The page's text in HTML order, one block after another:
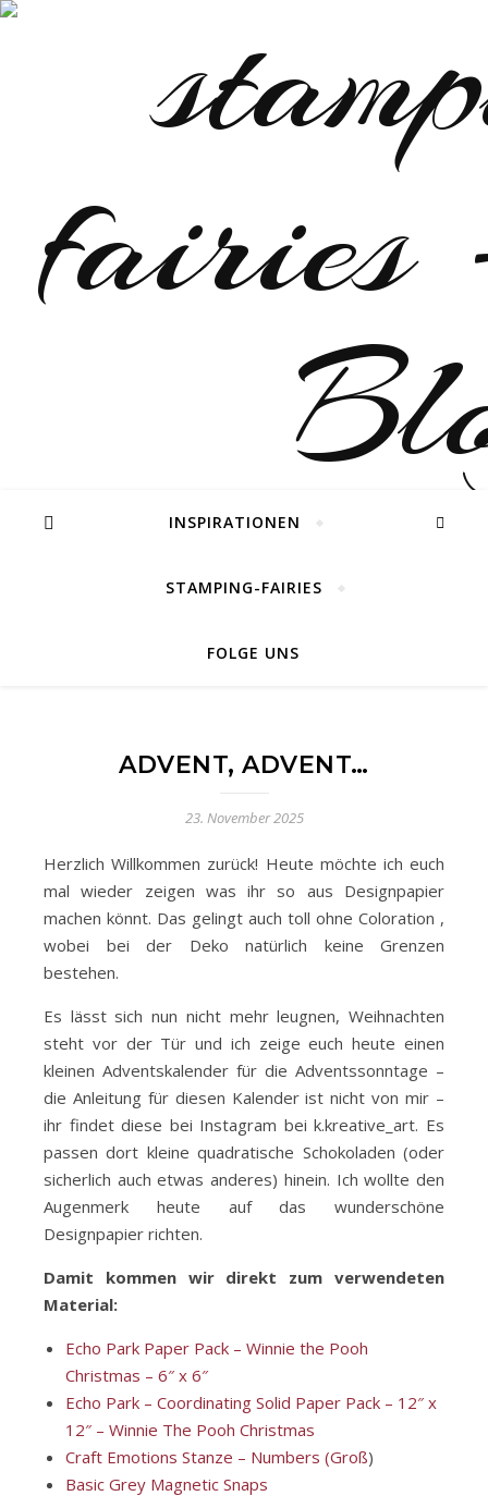
INSPIRATIONEN
STAMPING-FAIRIES
FOLGE UNS
ADVENT, ADVENT…
23. November 2025
Herzlich Willkommen zurück! Heute möchte ich euch
mal wieder zeigen was ihr so aus Designpapier
machen könnt. Das gelingt auch toll ohne Coloration ,
wobei bei der Deko natürlich keine Grenzen
bestehen.
Es lässt sich nun nicht mehr leugnen, Weihnachten
steht vor der Tür und ich zeige euch heute einen
kleinen Adventskalender für die Adventssonntage –
die Anleitung für diesen Kalender ist nicht von mir –
ihr findet diese bei Instagram bei k.kreative_art. Es
passen dort kleine quadratische Schokoladen (oder
sicherlich auch etwas anderes) hinein. Ich wollte den
Augenmerk heute auf das wunderschöne
Designpapier richten.
Damit kommen wir direkt zum verwendeten
Material:
Echo Park Paper Pack – Winnie the Pooh
Christmas – 6″ x 6″
Echo Park – Coordinating Solid Paper Pack – 12″ x
12″ – Winnie The Pooh Christmas
Craft Emotions Stanze – Numbers (Groß)
Basic Grey Magnetic Snaps